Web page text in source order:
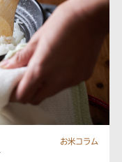
お米コラム